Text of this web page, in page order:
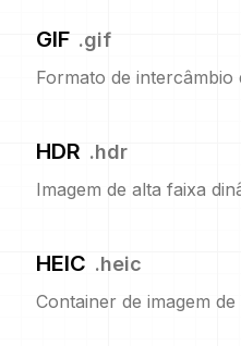
GIF .gif
Formato de
HDR .hdr
Imagem de alta faixa
HEIC .heic
Container de imagem